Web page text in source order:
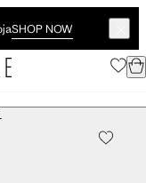
SHOP NOW